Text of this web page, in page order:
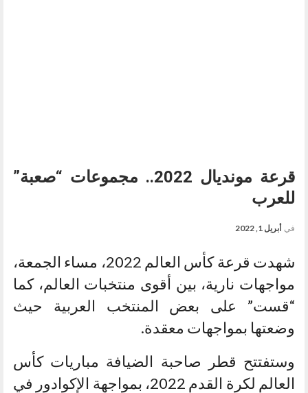
قرعة مونديال 2022.. مجموعات “صعبة”
للعرب
في أبريل 1, 2022
شهدت قرعة كأس العالم 2022، مساء الجمعة،
مواجهات نارية، بين أقوى منتخبات العالم، كما
“قست” على بعض المنتخب العربية حيث
وضعتها بمواجهات معقدة.
وستفتتح قطر صاحبة الضيافة مباريات كأس
العالم لكرة القدم 2022، بمواجهة الإكوادور في